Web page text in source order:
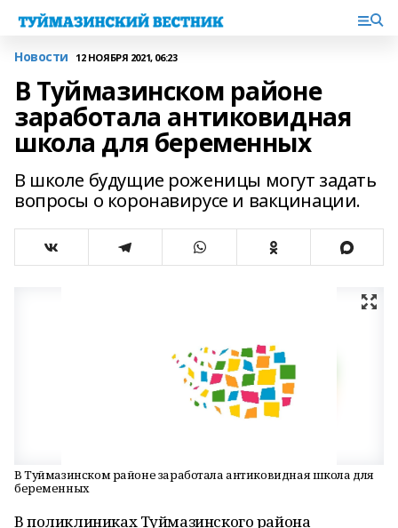
Новости 12 НОЯБРЯ 2021, 06:23
В Туймазинском районе
заработала антиковидная
школа для беременных
В школе будущие роженицы могут задать
вопросы о коронавирусе и вакцинации.
В Туймазинском районе заработала антиковидная школа для
беременных
В поликлиниках Туймазинского района